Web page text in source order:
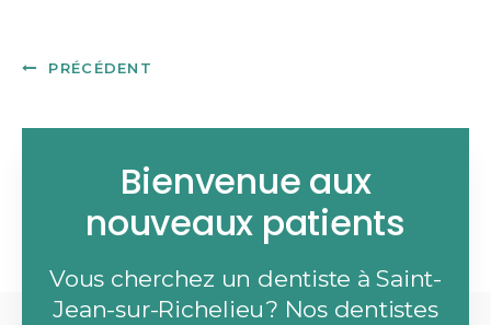
PRÉCÉDENT
Bienvenue aux
nouveaux patients
Vous cherchez un dentiste à Saint-
Jean-sur-Richelieu? Nos dentistes